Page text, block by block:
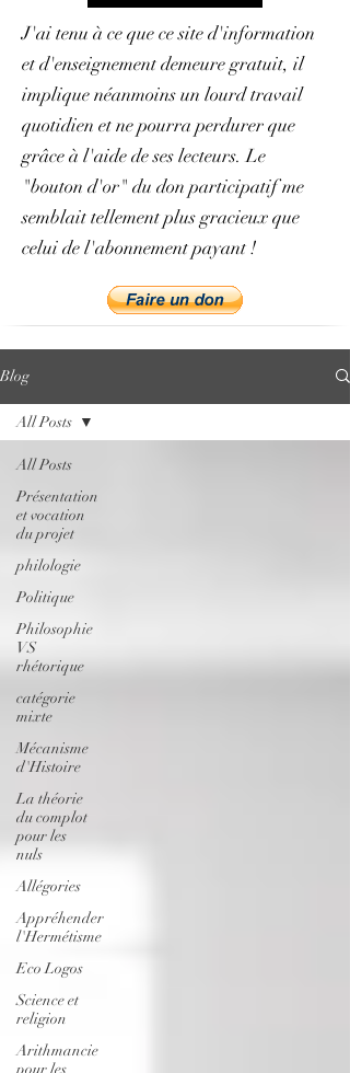
J'ai tenu à ce que ce site d'information
et d'enseignement demeure gratuit, il
implique néanmoins un lourd travail
quotidien et ne pourra perdurer que
grâce à l'aide de ses lecteurs. Le
"bouton d'or" du don participatif me
semblait tellement plus gracieux que
celui de l'abonnement payant !
Blog
All Posts
Présentation
et vocation
du projet
philologie
Politique
Philosophie
VS
rhétorique
catégorie
mixte
Mécanisme
d'Histoire
La théorie
du complot
pour les
nuls
Allégories
Appréhender
l'Hermétisme
Eco Logos
Science et
religion
Arithmancie
pour les
All Posts